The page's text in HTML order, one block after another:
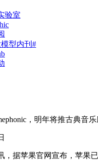
验室
型内刊#
，明年将推古典音乐
，据苹果官网宣布，苹果